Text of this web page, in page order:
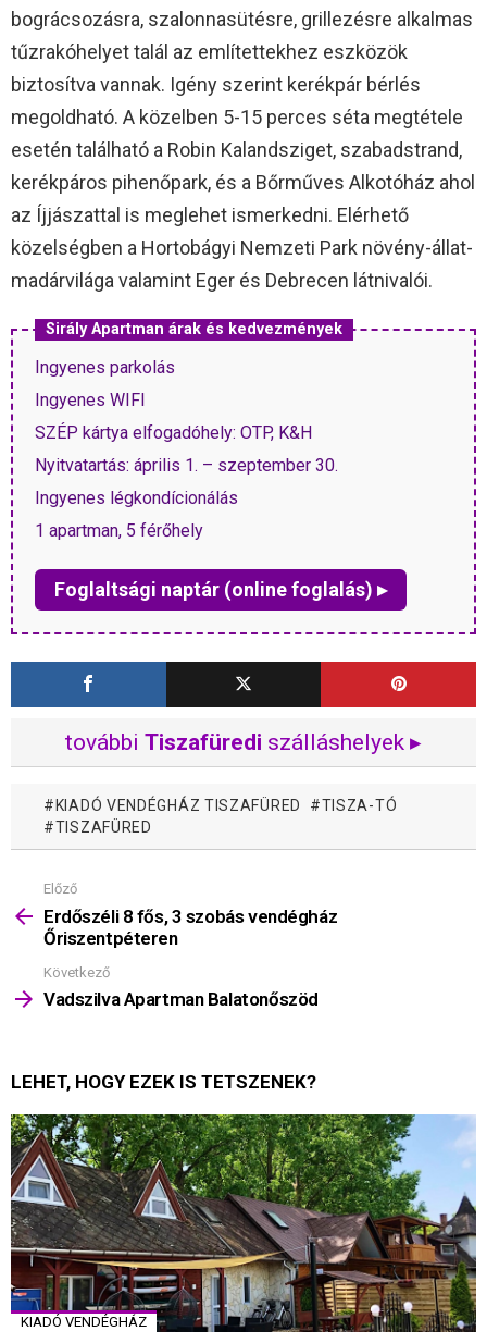
bográcsozásra, szalonnasütésre, grillezésre alkalmas
tűzrakóhelyet talál az említettekhez eszközök
biztosítva vannak. Igény szerint kerékpár bérlés
megoldható. A közelben 5-15 perces séta megtétele
esetén található a Robin Kalandsziget, szabadstrand,
kerékpáros pihenőpark, és a Bőrműves Alkotóház ahol
az Íjjászattal is meglehet ismerkedni. Elérhető
közelségben a Hortobágyi Nemzeti Park növény-állat-
madárvilága valamint Eger és Debrecen látnivalói.
Sirály Apartman árak és kedvezmények
Ingyenes parkolás
Ingyenes WIFI
SZÉP kártya elfogadóhely: OTP, K&H
Nyitvatartás: április 1. – szeptember 30.
Ingyenes légkondícionálás
1 apartman, 5 férőhely
Foglaltsági naptár (online foglalás) ▸
további Tiszafüredi szálláshelyek ▸
KIADÓ VENDÉGHÁZ TISZAFÜRED
TISZA-TÓ
TISZAFÜRED
Mutass
többet
Előző
Erdőszéli 8 fős, 3 szobás vendégház
Őriszentpéteren
Következő
Vadszilva Apartman Balatonőszöd
LEHET, HOGY EZEK IS TETSZENEK?
KIADÓ VENDÉGHÁZ